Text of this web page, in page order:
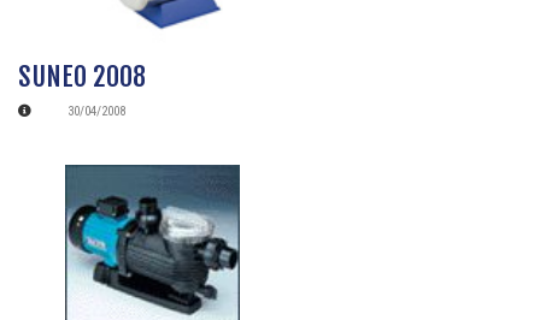
SUNEO 2008
30/04/2008